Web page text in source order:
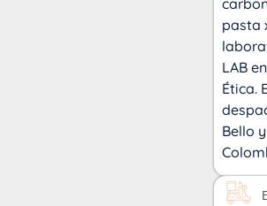
pasta
LAB
Ética.
Bello